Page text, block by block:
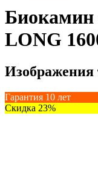
Биокамин
LONG
Изображения
Гарантия 10 лет
Скидка 23%